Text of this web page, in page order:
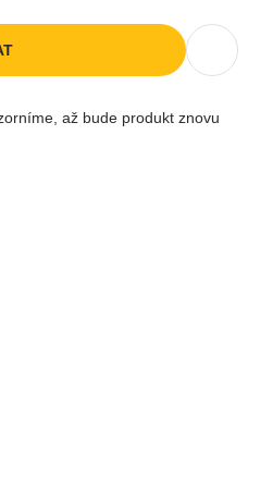
až bude produkt znovu